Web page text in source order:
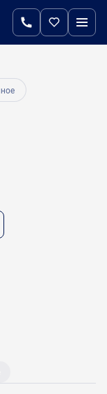
Цена по запросу